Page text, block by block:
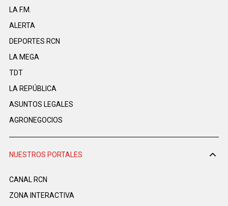
LA F.M.
ALERTA
DEPORTES RCN
LA MEGA
TDT
LA REPÚBLICA
ASUNTOS LEGALES
AGRONEGOCIOS
NUESTROS PORTALES
CANAL RCN
ZONA INTERACTIVA